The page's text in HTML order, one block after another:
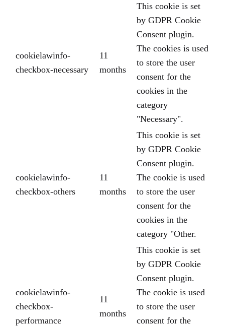
cookielawinfo-
checkbox-necessary
11
months
This cookie is set
by GDPR Cookie
Consent plugin.
The cookies is used
to store the user
consent for the
cookies in the
category
"Necessary".
cookielawinfo-
checkbox-others
11
months
This cookie is set
by GDPR Cookie
Consent plugin.
The cookie is used
to store the user
consent for the
cookies in the
category "Other.
cookielawinfo-
checkbox-
performance
11
months
This cookie is set
by GDPR Cookie
Consent plugin.
The cookie is used
to store the user
consent for the